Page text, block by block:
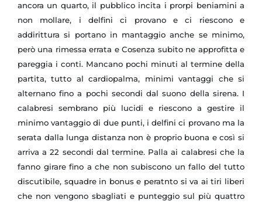
ancora un quarto, il pubblico incita i prorpi beniamini a
non mollare, i delfini ci provano e ci riescono e
addirittura si portano in mantaggio anche se minimo,
però una rimessa errata e Cosenza subito ne approfitta e
pareggia i conti. Mancano pochi minuti al termine della
partita, tutto al cardiopalma, minimi vantaggi che si
alternano fino a pochi secondi dal suono della sirena. I
calabresi sembrano più lucidi e riescono a gestire il
minimo vantaggio di due punti, i delfini ci provano ma la
serata dalla lunga distanza non è proprio buona e così si
arriva a 22 secondi dal termine. Palla ai calabresi che la
fanno girare fino a che non subiscono un fallo del tutto
discutibile, squadre in bonus e peratnto si va ai tiri liberi
che non vengono sbagliati e punteggio sul più quattro